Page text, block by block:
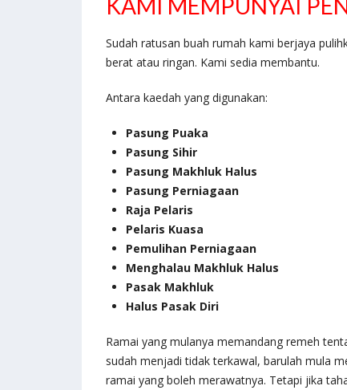
KAMI MEMPUNYAI
Sudah ratusan buah rumah kami berjaya
berat atau ringan. Kami sedia membantu.
Antara kaedah yang digunakan:
Pasung Puaka
Pasung Sihir
Pasung Makhluk Halus
Pasung Perniagaan
Raja Pelaris
Pelaris Kuasa
Pemulihan Perniagaan
Menghalau Makhluk Halus
Pasak Makhluk
Halus Pasak Diri
Ramai yang mulanya memandang remeh
sudah menjadi tidak terkawal, barulah mula
ramai yang boleh merawatnya. Tetapi jika